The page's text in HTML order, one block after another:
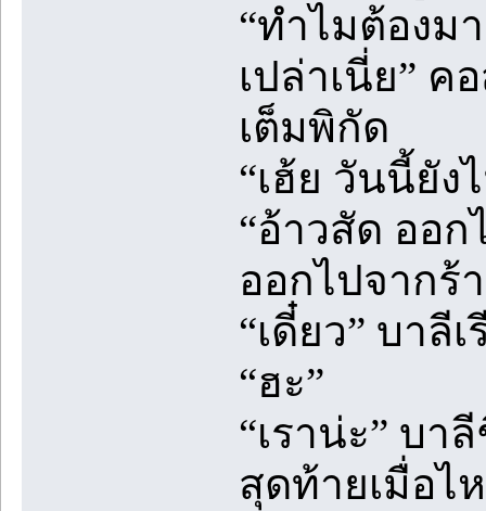
“ทำไมต้องม
เปล่าเนี่ย” ค
เต็มพิกัด
“เฮ้ย วันนี้ยัง
“อ้าวสัด ออ
ออกไปจากร้
“เดี๋ยว” บาลีเ
“ฮะ”
“เราน่ะ” บา
สุดท้ายเมื่อไ